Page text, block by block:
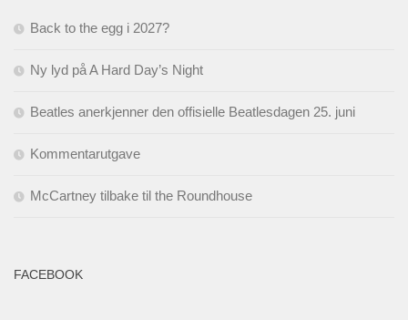
Back to the egg i 2027?
Ny lyd på A Hard Day’s Night
Beatles anerkjenner den offisielle Beatlesdagen 25. juni
Kommentarutgave
McCartney tilbake til the Roundhouse
FACEBOOK